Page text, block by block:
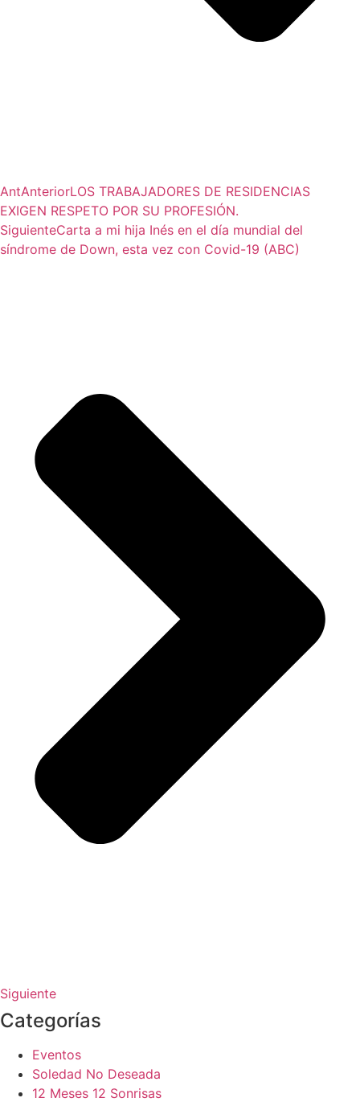
AntAnteriorLOS TRABAJADORES DE RESIDENCIAS
EXIGEN RESPETO POR SU PROFESIÓN.
SiguienteCarta a mi hija Inés en el día mundial del
síndrome de Down, esta vez con Covid-19 (ABC)
Siguiente
Categorías
Eventos
Soledad No Deseada
12 Meses 12 Sonrisas